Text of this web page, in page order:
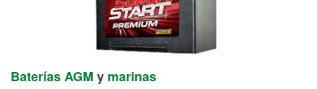
Baterías AGM y marinas